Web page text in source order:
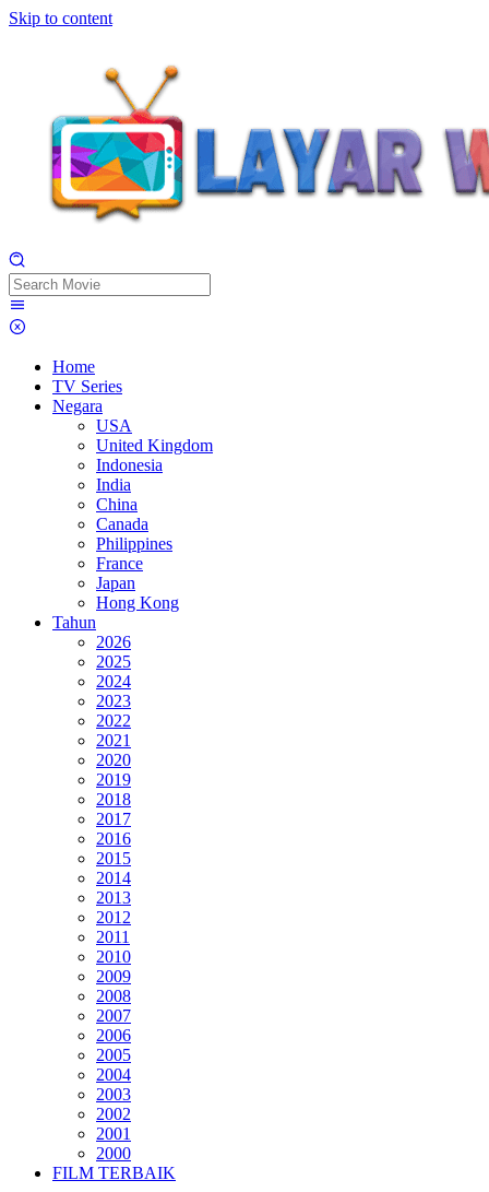
Skip to content
Home
TV Series
Negara
USA
United Kingdom
Indonesia
India
China
Canada
Philippines
France
Japan
Hong Kong
Tahun
2026
2025
2024
2023
2022
2021
2020
2019
2018
2017
2016
2015
2014
2013
2012
2011
2010
2009
2008
2007
2006
2005
2004
2003
2002
2001
2000
FILM TERBAIK